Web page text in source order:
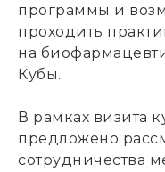
программы и
проходить
на
Кубы.
В рамках визита
предложено
сотрудничества